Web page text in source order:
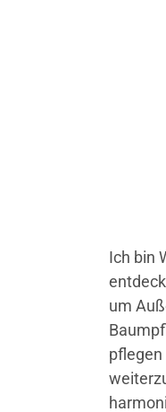
Ich bin
um
pflegen